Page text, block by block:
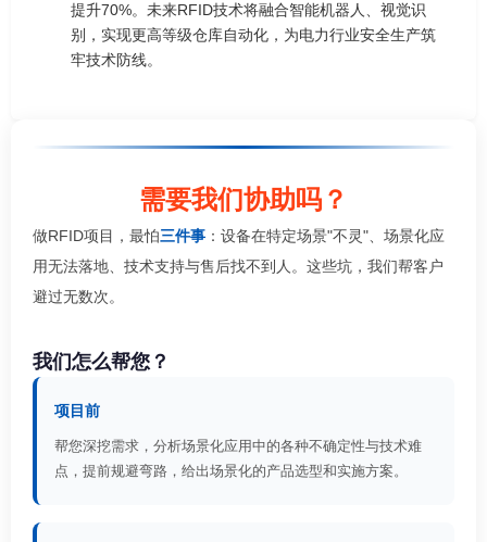
提升70%。未来RFID技术将融合智能机器人、视觉识
别，实现更高等级仓库自动化，为电力行业安全生产筑
牢技术防线。
需要我们协助吗？
做RFID项目，最怕三件事 ：设备在特定场景"不灵"、场景化应
用无法落地、技术支持与售后找不到人。这些坑，我们帮客户
避过无数次。
我们怎么帮您？
项目前
帮您深挖需求，分析场景化应用中的各种不确定性与技术难
点，提前规避弯路，给出场景化的产品选型和实施方案。